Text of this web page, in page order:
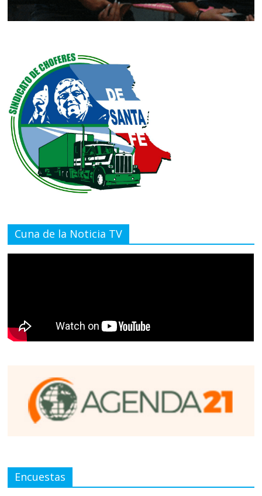
Cuna de la Noticia TV
Encuestas